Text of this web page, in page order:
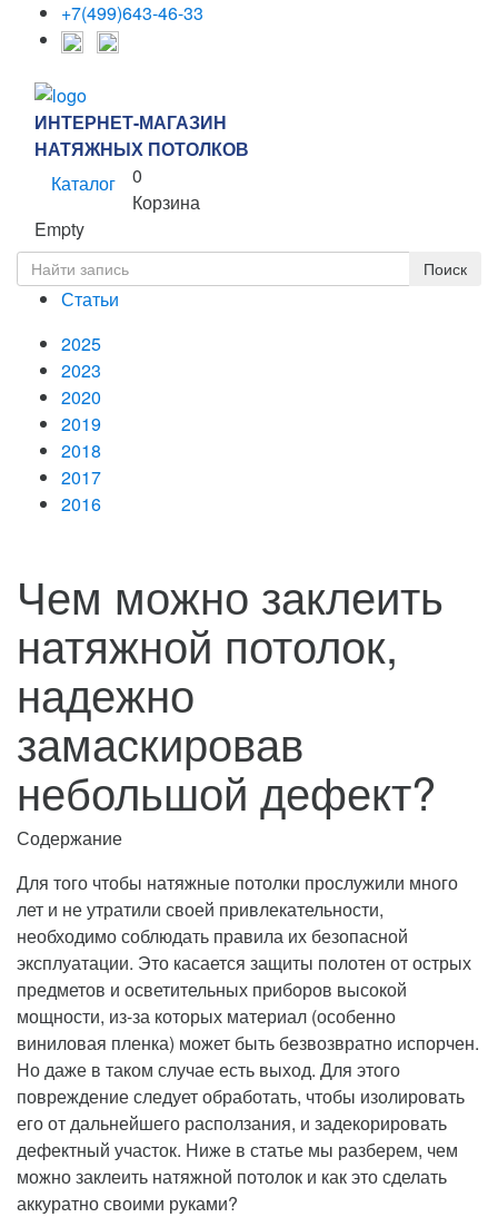
+7(499)643-46-33
ИНТЕРНЕТ-МАГАЗИН
НАТЯЖНЫХ ПОТОЛКОВ
Каталог
0
Корзина
Empty
Статьи
2025
2023
2020
2019
2018
2017
2016
Чем можно заклеить
натяжной потолок,
надежно
замаскировав
небольшой дефект?
Содержание
Для того чтобы натяжные потолки прослужили много
лет и не утратили своей привлекательности,
необходимо соблюдать правила их безопасной
эксплуатации. Это касается защиты полотен от острых
предметов и осветительных приборов высокой
мощности, из-за которых материал (особенно
виниловая пленка) может быть безвозвратно испорчен.
Но даже в таком случае есть выход. Для этого
повреждение следует обработать, чтобы изолировать
его от дальнейшего расползания, и задекорировать
дефектный участок. Ниже в статье мы разберем, чем
можно заклеить натяжной потолок и как это сделать
аккуратно своими руками?